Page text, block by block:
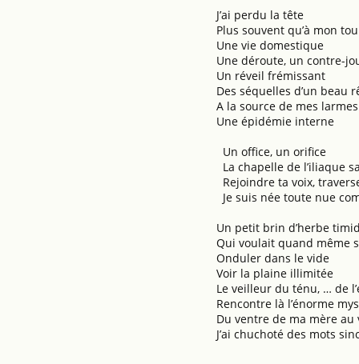
J’ai perdu la tête
Plus souvent qu’à mon
Une vie domestique
Une déroute, un contre-
Un réveil frémissant
Des séquelles d’un beau
A la source de mes larmes
Une épidémie interne
Un office, un orifice
La chapelle de l’iliaque
Rejoindre ta voix,
Je suis née toute nue
Un petit brin d’herbe
Qui voulait quand même
Onduler dans le vide
Voir la plaine illimitée
Le veilleur du ténu, … de
Rencontre là l’énorme
Du ventre de ma mère
J’ai chuchoté des mots